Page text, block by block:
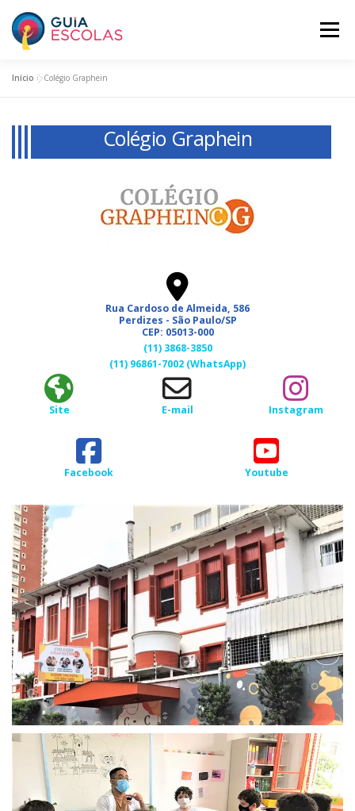
para
conteúdo
Menu
BUSCAR ESCOLAS PANORAMA EDUCACIONAL
O GUIA ESCOLAS INCLUA SUA ESCOLA
Início »Colégio Graphein
Colégio Graphein
Rua Cardoso de Almeida, 586
Perdizes - São Paulo/SP
CEP: 05013-000
(11) 3868-3850
(11) 96861-7002 (WhatsApp)
Site E-mail Instagram
Facebook Youtube